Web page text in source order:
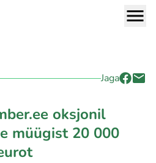
Jaga
oksjonil
müügist 20 000